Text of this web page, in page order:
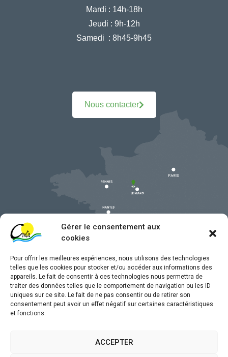
Gérer le consentement aux
cookies
Pour offrir les meilleures expériences, nous utilisons des technologies
telles que les cookies pour stocker et/ou accéder aux informations des
appareils. Le fait de consentir à ces technologies nous permettra de
traiter des données telles que le comportement de navigation ou les ID
uniques sur ce site. Le fait de ne pas consentir ou de retirer son
consentement peut avoir un effet négatif sur certaines caractéristiques
et fonctions.
ACCEPTER
Mardi : 14h-18h
Jeudi : 9h-12h
Samedi : 8h45-9h45
Nous contacter
Mentions légales
Traitement de données personnelles